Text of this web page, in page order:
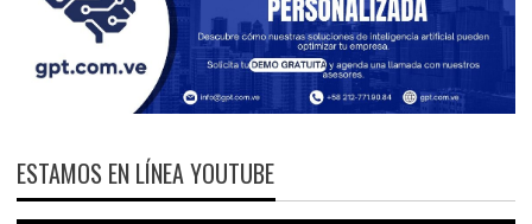
ESTAMOS EN LÍNEA YOUTUBE